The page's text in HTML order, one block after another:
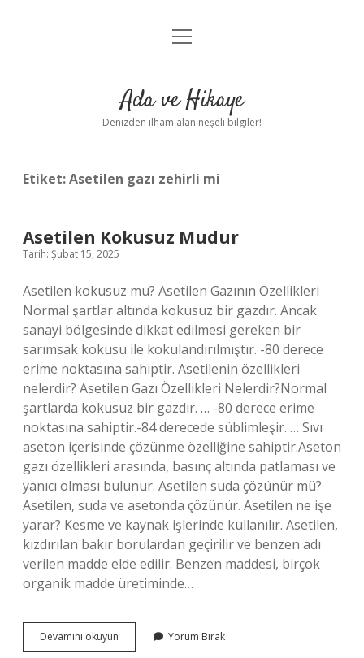
Anasayfa
Yasal Uyarı
menüyü
Ada ve Hikaye
Denizden ilham alan neşeli bilgiler!
Etiket:Asetilen gazı zehirli mi
Asetilen Kokusuz Mudur
Tarih: Şubat 15, 2025
Asetilen kokusuz mu? Asetilen Gazının Özellikleri
Normal şartlar altında kokusuz bir gazdır. Ancak
sanayi bölgesinde dikkat edilmesi gereken bir
sarımsak kokusu ile kokulandırılmıştır. -80 derece
erime noktasına sahiptir. Asetilenin özellikleri
nelerdir? Asetilen Gazı Özellikleri Nelerdir?Normal
şartlarda kokusuz bir gazdır. … -80 derece erime
noktasına sahiptir.-84 derecede süblimleşir. … Sıvı
aseton içerisinde çözünme özelliğine sahiptir.Aseton
gazı özellikleri arasında, basınç altında patlaması ve
yanıcı olması bulunur. Asetilen suda çözünür mü?
Asetilen, suda ve asetonda çözünür. Asetilen ne işe
yarar? Kesme ve kaynak işlerinde kullanılır. Asetilen,
kızdırılan bakır borulardan geçirilir ve benzen adı
verilen madde elde edilir. Benzen maddesi, birçok
organik madde üretiminde…
Devamını okuyun Asetilen
Kokusuz
Yorum Bırak